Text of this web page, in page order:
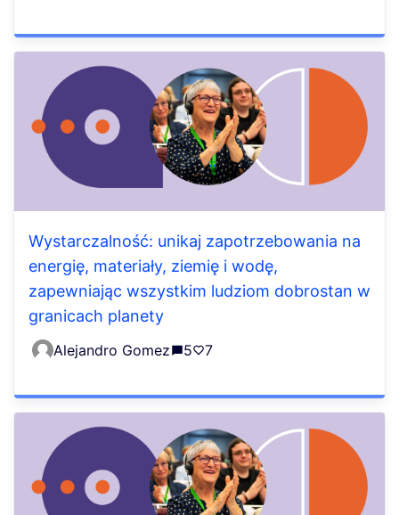
Wystarczalność: unikaj zapotrzebowania na
energię, materiały, ziemię i wodę,
zapewniając wszystkim ludziom dobrostan w
granicach planety
Alejandro Gomez 5 7